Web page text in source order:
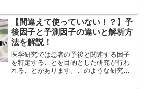
が似た症例を群間でマッチングして解析
対象を選択する方法で、マ...
【間違えて使っていない！？】予
後因子と予測因子の違いと解析方
法を解説！
医学研究では患者の予後と関連する因子
を特定することを目的とした研究が行わ
れることがあります。このような研究は